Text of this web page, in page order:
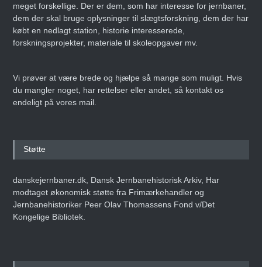
meget forskellige. Der er dem, som har interesse for jernbaner,
dem der skal bruge oplysninger til slægtsforskning, dem der har
købt en nedlagt station, historie interesserede,
forskningsprojekter, materiale til skoleopgaver mv.
Vi prøver at være brede og hjælpe så mange som muligt. Hvis
du mangler noget, har rettelser eller andet, så kontakt os
endeligt på vores mail.
Støtte
danskejernbaner.dk, Dansk Jernbanehistorisk Arkiv, Har
modtaget økonomisk støtte fra Frimærkehandler og
Jernbanehistoriker Peer Olav Thomassens Fond v/Det
Kongelige Bibliotek.